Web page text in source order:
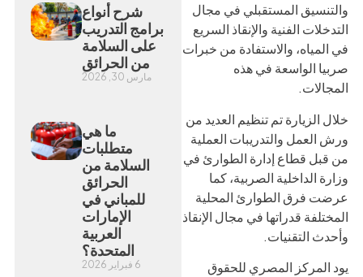
شرح أنواع
برامج التدريب
على السلامة
من الحرائق
مارس 30, 2026
ما هي
متطلبات
السلامة من
الحرائق
للمباني في
الإمارات
العربية
المتحدة؟
والتنسيق المستقبلي في مجال
التدخلات الفنية والإنقاذ السريع
في المياه، والاستفادة من خبرات
صربيا الواسعة في هذه
المجالات.
خلال الزيارة تم تنظيم العديد من
ورش العمل والتدريبات العملية
من قبل قطاع إدارة الطوارئ في
وزارة الداخلية الصربية، كما
عرضت فرق الطوارئ المحلية
المختلفة قدراتها في مجال الإنقاذ
وأحدث التقنيات.
يود المركز المصري للحقوق